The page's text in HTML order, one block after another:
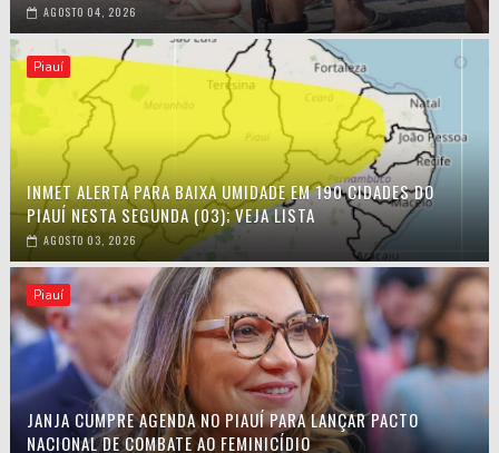
AGOSTO 04, 2026
Piauí
INMET ALERTA PARA BAIXA UMIDADE EM 190 CIDADES DO
PIAUÍ NESTA SEGUNDA (03); VEJA LISTA
AGOSTO 03, 2026
Piauí
JANJA CUMPRE AGENDA NO PIAUÍ PARA LANÇAR PACTO
NACIONAL DE COMBATE AO FEMINICÍDIO